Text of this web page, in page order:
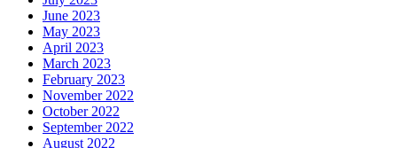
June 2023
May 2023
April 2023
March 2023
February 2023
November 2022
October 2022
September 2022
August 2022